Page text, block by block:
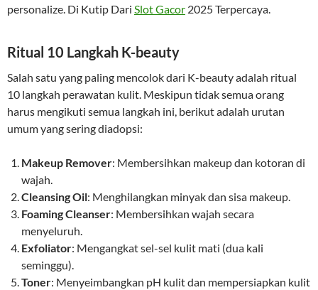
personalize. Di Kutip Dari Slot Gacor 2025 Terpercaya.
Ritual 10 Langkah K-beauty
Salah satu yang paling mencolok dari K-beauty adalah ritual
10 langkah perawatan kulit. Meskipun tidak semua orang
harus mengikuti semua langkah ini, berikut adalah urutan
umum yang sering diadopsi:
Makeup Remover: Membersihkan makeup dan kotoran di
wajah.
Cleansing Oil: Menghilangkan minyak dan sisa makeup.
Foaming Cleanser: Membersihkan wajah secara
menyeluruh.
Exfoliator: Mengangkat sel-sel kulit mati (dua kali
seminggu).
Toner: Menyeimbangkan pH kulit dan mempersiapkan kulit